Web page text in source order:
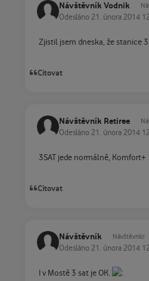
Návštěvník Vodnik
Odesláno 21. února 2014
Zjistil jsem dneska, že stanice
Citovat
Návštěvník Retiree
Odesláno 21. února 2014
3SAT jede normálně, Komfort+
Citovat
Návštěvník Návštěvníci
Odesláno 21. února 2014
I v Mostě 3 sat je OK.